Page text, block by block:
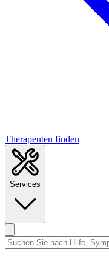
Therapeuten finden
Services